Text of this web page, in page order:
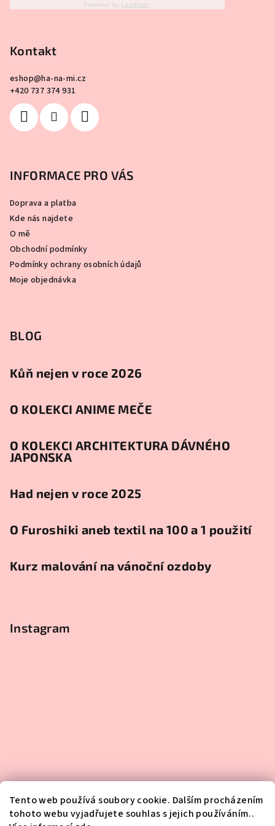
Tento web používá soubory cookie. Dalším procházením
tohoto webu vyjadřujete souhlas s jejich používáním..
Powered by Leadhub
Kontakt
eshop@ha-na-mi.cz
+420 737 374 931
INFORMACE PRO VÁS
Doprava a platba
Kde nás najdete
O mě
Obchodní podmínky
Podmínky ochrany osobních údajů
Moje objednávka
BLOG
Kůň nejen v roce 2026
O KOLEKCI ANIME MEČE
O KOLEKCI ARCHITEKTURA DÁVNÉHO
JAPONSKA
Had nejen v roce 2025
O Furoshiki aneb textil na 100 a 1 použití
Kurz malování na vánoční ozdoby
Instagram